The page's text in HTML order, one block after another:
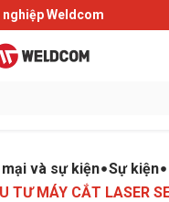
Weldcom
mại và sự kiện Sự kiện
TƯ MÁY CẮT LASER